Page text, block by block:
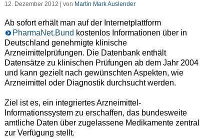
12. Dezember 2012 | von Martin Mark Auslender
Ab sofort erhält man auf der Internetplattform
PharmaNet.Bund kostenlos Informationen über in
Deutschland genehmigte klinische
Arzneimittelprüfungen. Die Datenbank enthält
Datensätze zu klinischen Prüfungen ab dem Jahr 2004
und kann gezielt nach gewünschten Aspekten, wie
Arzneimittel oder Diagnostik durchsucht werden.
Ziel ist es, ein integriertes Arzneimittel-
Informationssystem zu erschaffen, das bundesweite
amtliche Daten über zugelassene Medikamente zentral
zur Verfügung stellt.